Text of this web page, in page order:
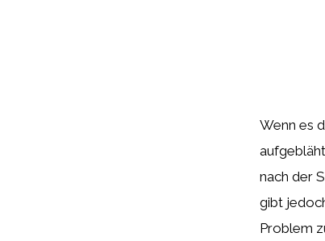
Wenn es
nach der
gibt
Problem